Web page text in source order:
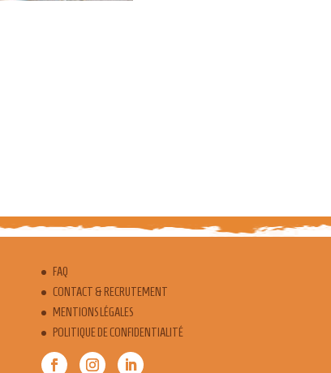
FAQ
CONTACT & RECRUTEMENT
MENTIONS LÉGALES
POLITIQUE DE CONFIDENTIALITÉ